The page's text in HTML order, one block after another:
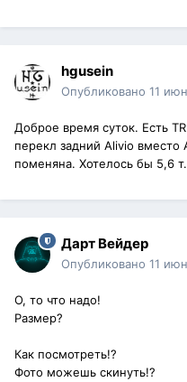
hgusein
Опубликовано 11
Доброе время суток. Есть
перекл задний Alivio вместо
поменяна. Хотелось бы 5,6
Дарт Вейдер
Опубликовано 11
О, то что надо!
Размер?
Как посмотреть!?
Фото можешь скинуть!?